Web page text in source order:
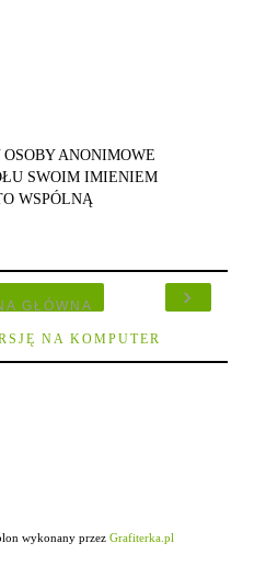
ANONIMOWE
SWOIM IMIENIEM
WSPÓLNĄ
›
GŁÓWNA
NA KOMPUTER
wykonany przez Grafiterka.pl